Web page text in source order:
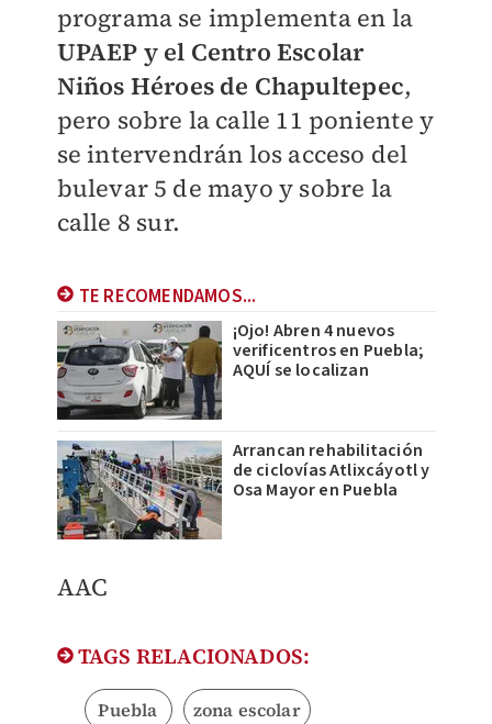
programa se implementa en la
UPAEP y el Centro Escolar
Niños Héroes de Chapultepec,
pero sobre la calle 11 poniente y
se intervendrán los acceso del
bulevar 5 de mayo y sobre la
calle 8 sur.
TE RECOMENDAMOS...
¡Ojo! Abren 4 nuevos
verificentros en Puebla;
AQUÍ se localizan
Arrancan rehabilitación
de ciclovías Atlixcáyotl y
Osa Mayor en Puebla
AAC
TAGS RELACIONADOS:
Puebla zona escolar